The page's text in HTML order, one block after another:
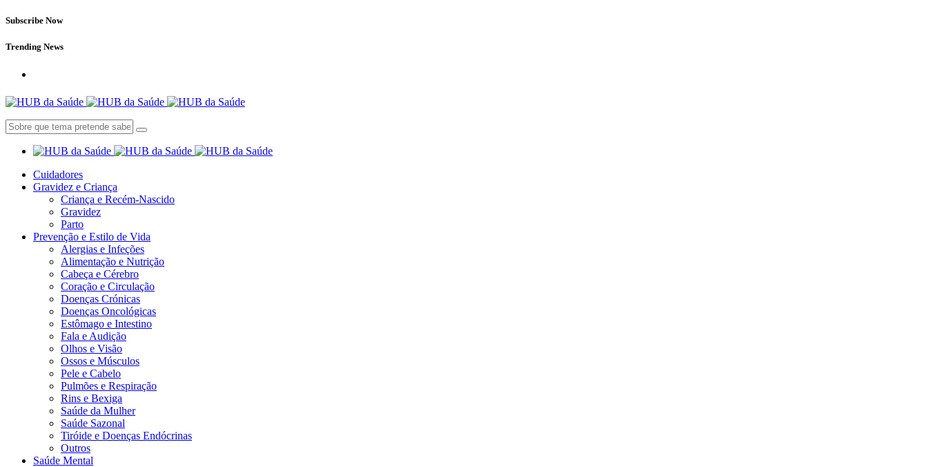
Subscribe Now
Trending News
Cuidadores
Gravidez e Criança
Criança e Recém-Nascido
Gravidez
Parto
Prevenção e Estilo de Vida
Alergias e Infeções
Alimentação e Nutrição
Cabeça e Cérebro
Coração e Circulação
Doenças Crónicas
Doenças Oncológicas
Estômago e Intestino
Fala e Audição
Olhos e Visão
Ossos e Músculos
Pele e Cabelo
Pulmões e Respiração
Rins e Bexiga
Saúde da Mulher
Saúde Sazonal
Tiróide e Doenças Endócrinas
Outros
Saúde Mental